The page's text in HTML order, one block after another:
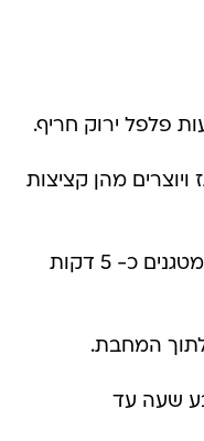
מהן קציצות
3. מוסיפים למחבת את המרגז ומטגנים כ- 5 דקות
שעה עד